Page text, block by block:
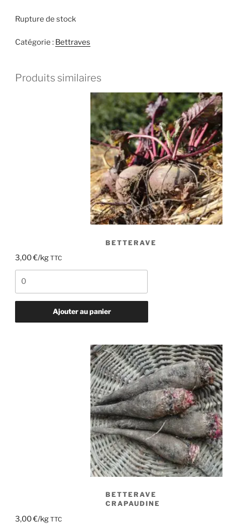
Rupture de stock
Catégorie : Bettraves
Produits similaires
BETTERAVE
3,00€/kg TTC
Betterave
Ajouter au panier
BETTERAVE
CRAPAUDINE
3,00€/kg TTC